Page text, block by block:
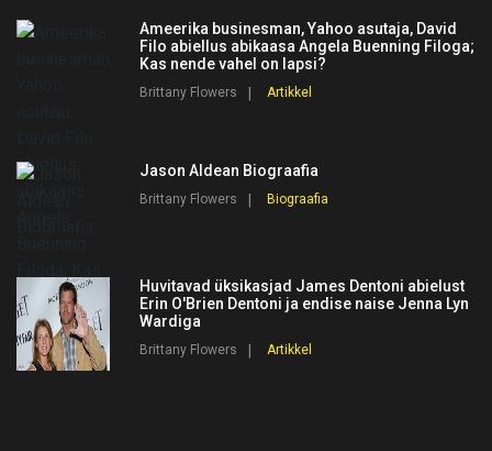
Ameerika businesman, Yahoo asutaja, David
Filo abiellus abikaasa Angela Buenning Filoga;
Kas nende vahel on lapsi?
Brittany Flowers Artikkel
Jason Aldean Biograafia
Brittany Flowers Biograafia
Huvitavad üksikasjad James Dentoni abielust
Erin O'Brien Dentoni ja endise naise Jenna Lyn
Wardiga
Brittany Flowers Artikkel